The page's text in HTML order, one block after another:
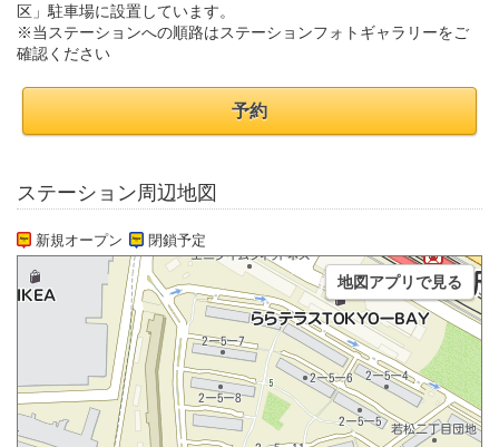
区」駐車場に設置しています。
※当ステーションへの順路はステーションフォトギャラリーをご
確認ください
予約
ステーション周辺地図
新規オープン 閉鎖予定
地図アプリで見る